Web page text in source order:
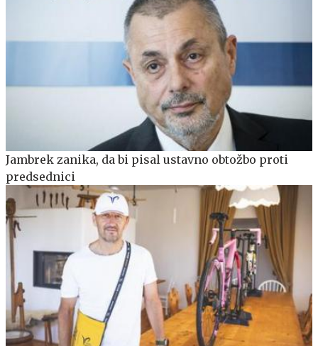
Jambrek zanika, da bi pisal ustavno obtožbo proti
predsednici